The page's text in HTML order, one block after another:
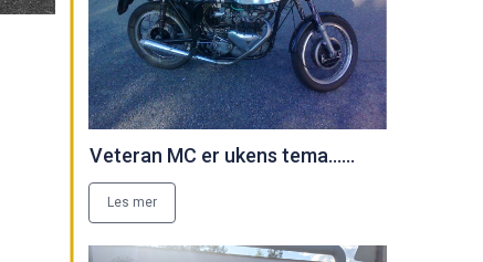
Veteran MC er ukens tema......
Les mer